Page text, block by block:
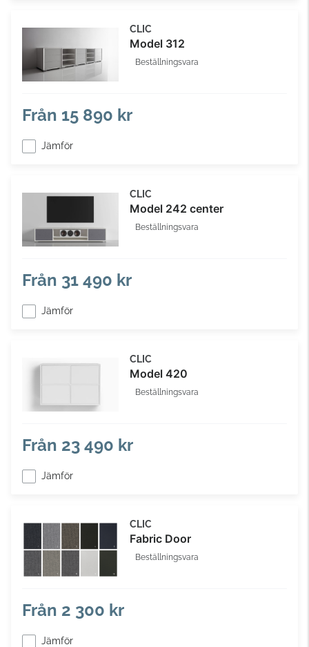
CLIC
Model 312
Beställningsvara
Från 15 890 kr
Jämför
CLIC
Model 242 center
Beställningsvara
Från 31 490 kr
Jämför
CLIC
Model 420
Beställningsvara
Från 23 490 kr
Jämför
CLIC
Fabric Door
Beställningsvara
Från 2 300 kr
Jämför